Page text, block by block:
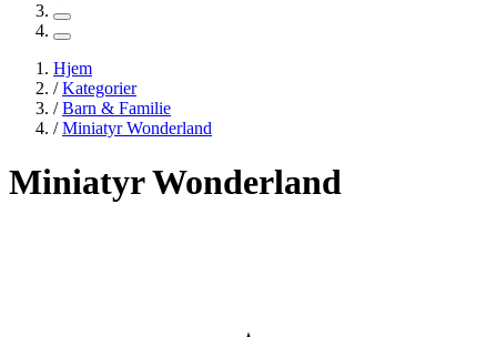
Hjem
/Kategorier
/Barn & Familie
/Miniatyr Wonderland
Miniatyr Wonderland